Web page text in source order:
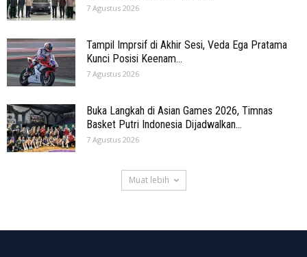
7 Agustus 2026
Tampil Imprsif di Akhir Sesi, Veda Ega Pratama
Kunci Posisi Keenam...
7 Agustus 2026
Buka Langkah di Asian Games 2026, Timnas
Basket Putri Indonesia Dijadwalkan...
7 Agustus 2026
Muat lebih